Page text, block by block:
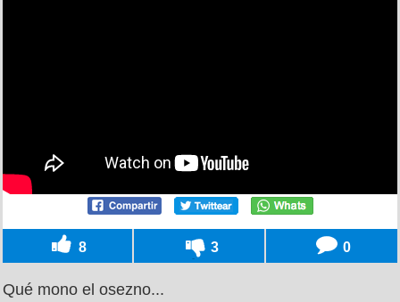
8 3 0
Qué mono el osezno...